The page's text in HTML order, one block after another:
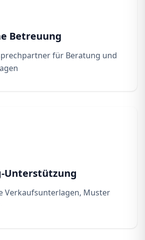
Betreuung
für Beratung und
Unterstützung
Verkaufsunterlagen, Muster